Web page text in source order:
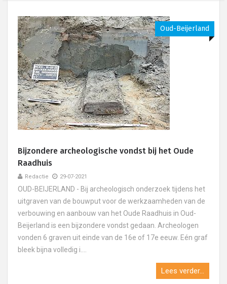
Oud-Beijerland
Bijzondere archeologische vondst bij het Oude
Raadhuis
Redactie 29-07-2021
OUD-BEIJERLAND - Bij archeologisch onderzoek tijdens het
uitgraven van de bouwput voor de werkzaamheden van de
verbouwing en aanbouw van het Oude Raadhuis in Oud-
Beijerland is een bijzondere vondst gedaan. Archeologen
vonden 6 graven uit einde van de 16e of 17e eeuw. Eén graf
bleek bijna volledig i....
Lees verder...